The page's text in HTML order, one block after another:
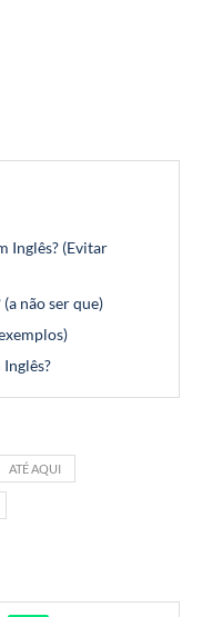
Inglês? (Evitar
não ser que)
ATÉ AQUI